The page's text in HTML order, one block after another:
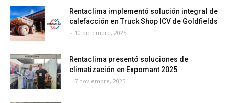
Rentaclima implementó solución integral de
calefacción en Truck Shop ICV de Goldfields
- 10 diciembre, 2025
Rentaclima presentó soluciones de
climatización en Expomant 2025
- 7 noviembre, 2025